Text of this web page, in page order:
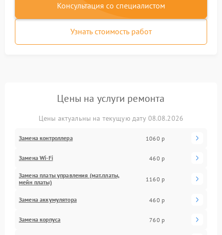
Консультация со специалистом
Узнать стоимость работ
Цены на услуги ремонта
Цены актуальны на текущую дату 08.08.2026
Замена контроллера 1060 р
Замена Wi-Fi 460 р
Замена платы управления (мат.платы,
мейн платы)
1160 р
Замена аккумулятора 460 р
Замена корпуса 760 р